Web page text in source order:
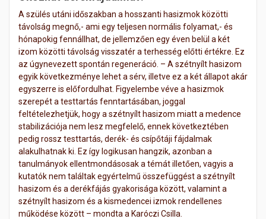
A szülés utáni időszakban a hosszanti hasizmok közötti
távolság megnő,- ami egy teljesen normális folyamat,- és
hónapokig fennállhat, de jellemzően egy éven belül a két
izom közötti távolság visszatér a terhesség előtti értékre. Ez
az úgynevezett spontán regeneráció. – A szétnyílt hasizom
egyik következménye lehet a sérv, illetve ez a két állapot akár
egyszerre is előfordulhat. Figyelembe véve a hasizmok
szerepét a testtartás fenntartásában, joggal
feltételezhetjük, hogy a szétnyílt hasizom miatt a medence
stabilizációja nem lesz megfelelő, ennek következtében
pedig rossz testtartás, derék- és csípőtáji fájdalmak
alakulhatnak ki. Ez így logikusan hangzik, azonban a
tanulmányok ellentmondásosak a témát illetően, vagyis a
kutatók nem találtak egyértelmű összefüggést a szétnyílt
hasizom és a derékfájás gyakorisága között, valamint a
szétnyílt hasizom és a kismedencei izmok rendellenes
működése között – mondta a Karóczi Csilla.